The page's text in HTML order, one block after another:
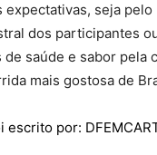
expectativas, seja
dos participantes
saúde e sabor pela
mais gostosa de
por: